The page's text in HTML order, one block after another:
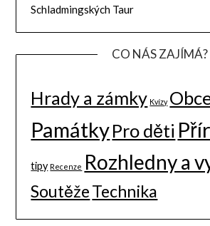
Schladmingských Taur
CO NÁS ZAJÍMÁ?
Hrady a zámky Kvízy
PamátkyPro děti
tipy Recenze Rozhledny a
SoutěžeTechnika